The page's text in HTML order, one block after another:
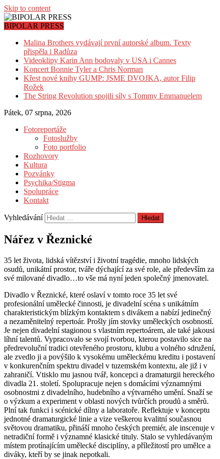
Skip to content
BIPOLAR PRESS
Malina Brothers vydávají první autorské album. Texty
přispěla i Radůza
Videoklipy Karin Ann bodovaly v USA i Cannes
Koncert Bonnie Tyler a Chris Norman
Křest nové knihy GUMP: JSME DVOJKA, autor Filip
Rožek
The String Revolution spojili síly s Tommy Emmanuelem
Pátek, 07 srpna, 2026
Fotoreportáže
Fotoslužby
Foto portfolio
Rozhovory
Kultura
Pozvánky
Psychika/Stigma
Spolupráce
Kontakt
Vyhledávání
Nářez v Řeznické
35 let života, lidská vítězství i životní tragédie, mnoho lidských
osudů, unikátní prostor, tváře dýchající za své role, ale především za
své milované divadlo…to vše má nyní jeden společný jmenovatel.
Divadlo v Řeznické, které oslaví v tomto roce 35 let své
profesionální umělecké činnosti, je divadelní scéna s unikátním
charakteristickým blízkým kontaktem s divákem a nabízí jedinečný
a nezaměnitelný repertoár. Prošly jím stovky uměleckých osobností.
Je nejen divadelní stagionou s vlastním repertoárem, ale také jakousi
líhní talentů. Vypracovalo se svojí tvorbou, kterou postavilo sice na
předrevoluční tradici otevřeného prostoru, klubu a volného sdružení,
ale zvedlo ji a povýšilo k vysokému uměleckému kreditu i postavení
v konkurenčním spektru divadel v tuzemském kontextu, ale již i v
zahraničí. Vtisklo mu jasnou tvář, koncepci a dramaturgii hereckého
divadla 21. století. Spolupracuje nejen s domácími významnými
osobnostmi z divadelního, hudebního a výtvarného umění. Snaží se
o výzkum a experiment v oblasti nových tvůrčích proudů a směrů.
Plní tak funkci i scénické dílny a laboratoře. Reflektuje v konceptu
jednotné dramaturgické linie a vize veškerou kvalitní současnou
světovou dramatiku, přináší mnoho českých premiér, ale inscenuje v
netradiční formě i významné klasické tituly. Stalo se vyhledávaným
místem protínajícím umělecké disciplíny, a příležitostí pro umělce a
diváky, kteří by se jinak nepotkali.